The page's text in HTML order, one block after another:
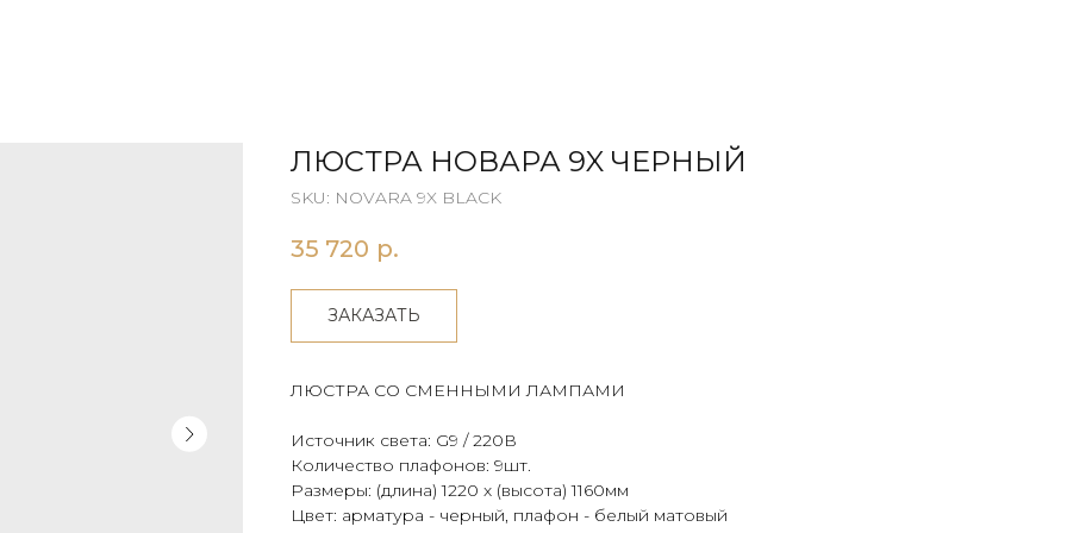
ЛЮСТРА НОВАРА 9X ЧЕРНЫЙ
SKU: NOVARA 9X BLACK
35 720 р.
ЗАКАЗАТЬ
ЛЮСТРА СО СМЕННЫМИ ЛАМПАМИ
Источник света: G9 / 220В
Количество плафонов: 9шт.
Размеры: (длина) 1220 х (высота) 1160мм
Цвет: арматура - черный, плафон - белый матовый